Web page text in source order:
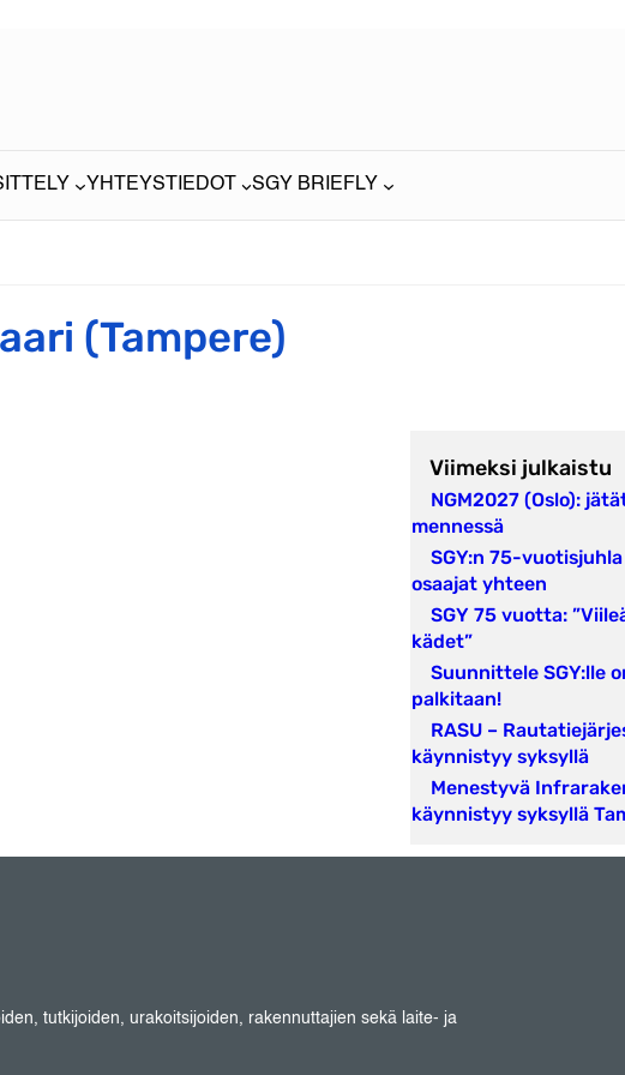
YHTEYSTIEDOT SGY BRIEFLY
(Tampere)
Viimeksi julkaistu
NGM2027 (Oslo):
mennessä
SGY:n 75-
osaajat yhteen
SGY 75 vuotta:
kädet”
Suunnittele SGY:lle
palkitaan!
RASU –
käynnistyy syksyllä
Menestyvä
käynnistyy syksyllä
tutkijoiden, urakoitsijoiden, rakennuttajien sekä laite- ja